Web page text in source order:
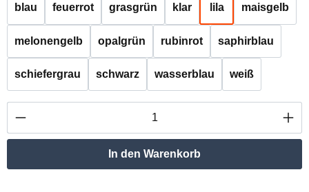
blau feuerrot grasgrün klar lila maisgelb
melonengelb opalgrün rubinrot saphirblau
schiefergrau schwarz wasserblau weiß
Produkt Anzahl: Gib den gewünschten
In den Warenkorb